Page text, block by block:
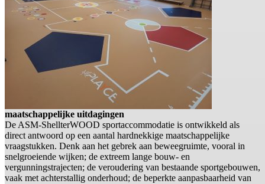
maatschappelijke uitdagingen
De ASM-ShellterWOOD sportaccommodatie is ontwikkeld als
direct antwoord op een aantal hardnekkige maatschappelijke
vraagstukken. Denk aan het gebrek aan beweegruimte, vooral in
snelgroeiende wijken; de extreem lange bouw- en
vergunningstrajecten; de veroudering van bestaande sportgebouwen,
vaak met achterstallig onderhoud; de beperkte aanpasbaarheid van